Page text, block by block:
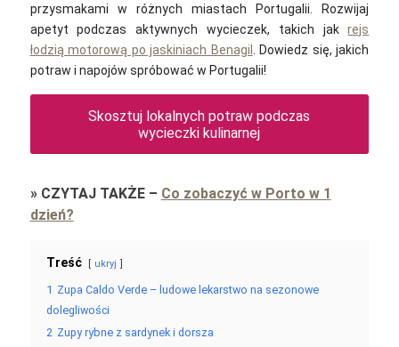
przysmakami w różnych miastach Portugalii.
Rozwijaj
apetyt podczas aktywnych wycieczek, takich jakrejs
łodzią motorową po jaskiniach Benagil
. Dowiedz się, jakich
potraw i napojów spróbować w Portugalii!
Skosztuj lokalnych potraw podczas
wycieczki kulinarnej
» CZYTAJ TAKŻE– Co zobaczyć w Porto w 1
dzień?
Treść ukryj
1 Zupa Caldo Verde – ludowe lekarstwo na sezonowe
dolegliwości
2 Zupy rybne z sardynek i dorsza